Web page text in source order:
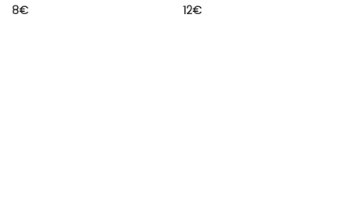
8€
12€